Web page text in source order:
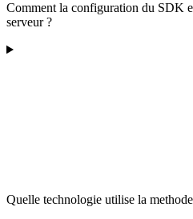
Comment la configuration du SDK
serveur ?
Quelle technologie utilise la